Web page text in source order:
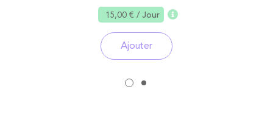
15,00 €/ Jour
Ajouter